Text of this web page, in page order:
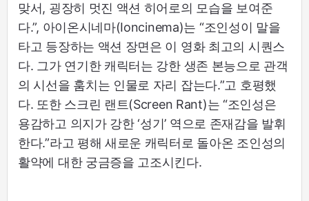
맞서, 굉장히 멋진 액션 히어로의 모습을 보여준
다.”, 아이온시네마(Ioncinema)는 “조인성이 말을
타고 등장하는 액션 장면은 이 영화 최고의 시퀀스
다. 그가 연기한 캐릭터는 강한 생존 본능으로 관객
의 시선을 훔치는 인물로 자리 잡는다.”고 호평했
다. 또한 스크린 랜트(Screen Rant)는 “조인성은
용감하고 의지가 강한 ‘성기’ 역으로 존재감을 발휘
한다.”라고 평해 새로운 캐릭터로 돌아온 조인성의
활약에 대한 궁금증을 고조시킨다.